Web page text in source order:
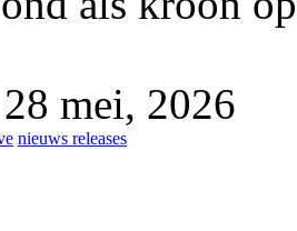
mei, 2026
nieuws releases